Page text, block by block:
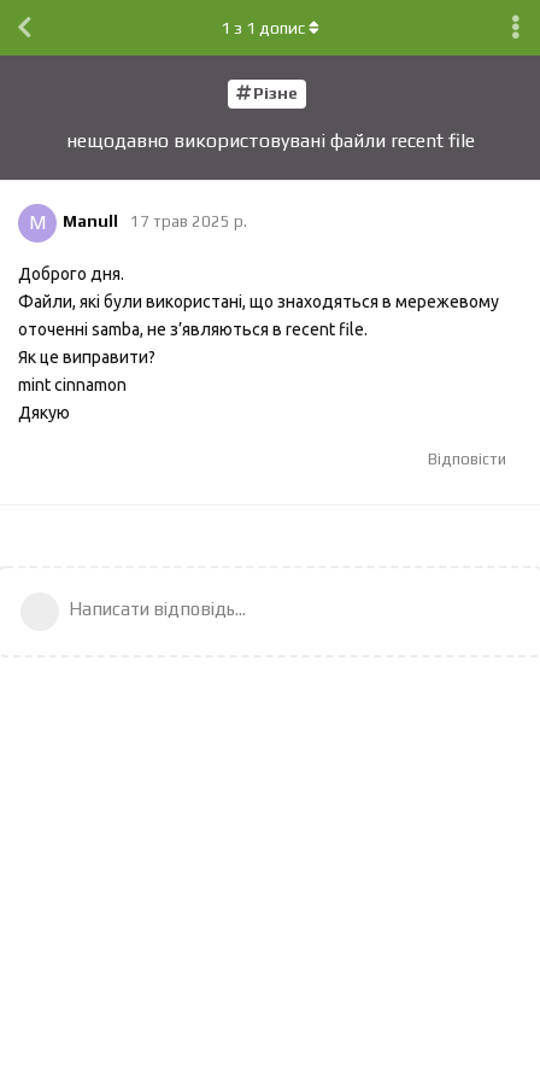
Різне
нещодавно використовувані файли recent file
1 з 1 допис
M Manull 17 трав 2025 р.
Доброго дня.
Файли, які були використані, що знаходяться в мережевому
оточенні samba, не з’являються в recent file.
Як це виправити?
mint cinnamon
Дякую
Відповісти
Написати відповідь...